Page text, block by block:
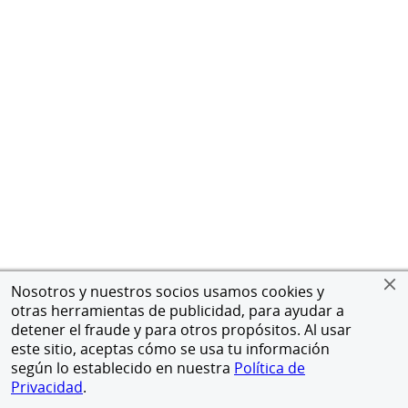
Nosotros y nuestros socios usamos cookies y
otras herramientas de publicidad, para ayudar a
detener el fraude y para otros propósitos. Al usar
este sitio, aceptas cómo se usa tu información
según lo establecido en nuestra Política de
Privacidad.